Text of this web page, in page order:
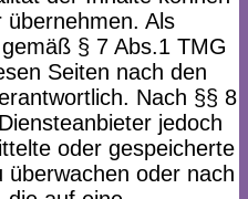
übernehmen. Als
§ 7 Abs.1 TMG
Seiten nach den
Nach §§ 8
jedoch
oder gespeicherte
oder nach